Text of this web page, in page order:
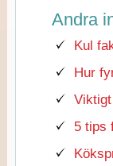
Andra
Kul
Hur
5 tips